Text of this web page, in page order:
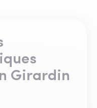
Girardin